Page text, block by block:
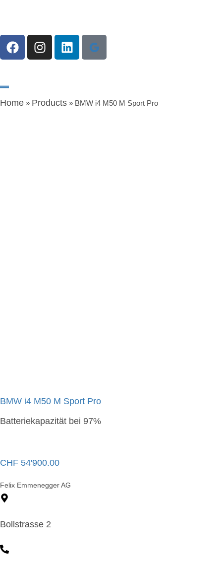
Home » Products » BMW i4 M50 M Sport Pro
BMW i4 M50 M Sport Pro
Batteriekapazität bei 97%
CHF 54'900.00
Felix Emmenegger AG
Bollstrasse 2